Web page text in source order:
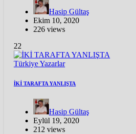
Hasip Gültaş
Ekim 10, 2020
226 views
22
TürkiyeYazarlar
İKİ TARAFTA YANLIŞTA
Hasip Gültaş
Eylül 19, 2020
212 views